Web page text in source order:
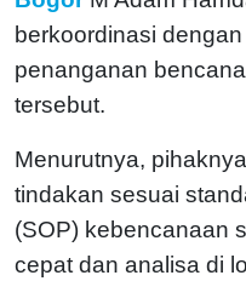
berkoordinasi
penanganan
tersebut.
Menurutnya,
tindakan sesuai
(SOP) kebencanaan
cepat dan analisa di